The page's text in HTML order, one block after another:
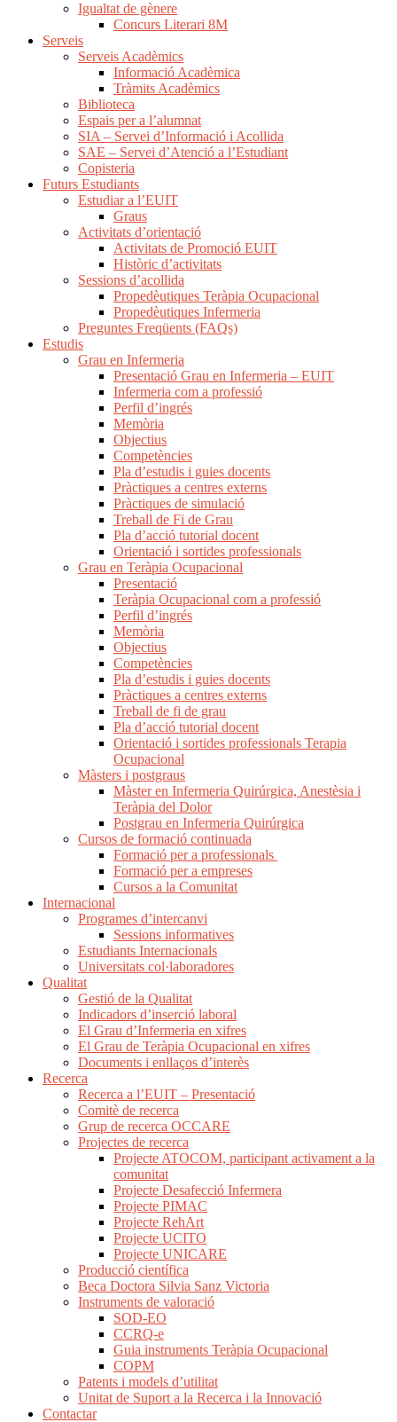
Igualtat de gènere
Concurs Literari 8M
Serveis
Serveis Acadèmics
Informació Acadèmica
Tràmits Acadèmics
Biblioteca
Espais per a l’alumnat
SIA – Servei d’Informació i Acollida
SAE – Servei d’Atenció a l’Estudiant
Copisteria
Futurs Estudiants
Estudiar a l’EUIT
Graus
Activitats d’orientació
Activitats de Promoció EUIT
Històric d’activitats
Sessions d’acollida
Propedèutiques Teràpia Ocupacional
Propedèutiques Infermeria
Preguntes Freqüents (FAQs)
Estudis
Grau en Infermeria
Presentació Grau en Infermeria – EUIT
Infermeria com a professió
Perfil d’ingrés
Memòria
Objectius
Competències
Pla d’estudis i guies docents
Pràctiques a centres externs
Pràctiques de simulació
Treball de Fi de Grau
Pla d’acció tutorial docent
Orientació i sortides professionals
Grau en Teràpia Ocupacional
Presentació
Teràpia Ocupacional com a professió
Perfil d’ingrés
Memòria
Objectius
Competències
Pla d’estudis i guies docents
Pràctiques a centres externs
Treball de fi de grau
Pla d’acció tutorial docent
Orientació i sortides professionals Terapia
Ocupacional
Màsters i postgraus
Màster en Infermeria Quirúrgica, Anestèsia i
Teràpia del Dolor
Postgrau en Infermeria Quirúrgica
Cursos de formació continuada
Formació per a professionals
Formació per a empreses
Cursos a la Comunitat
Internacional
Programes d’intercanvi
Sessions informatives
Estudiants Internacionals
Universitats col·laboradores
Qualitat
Gestió de la Qualitat
Indicadors d’inserció laboral
El Grau d’Infermeria en xifres
El Grau de Teràpia Ocupacional en xifres
Documents i enllaços d’interès
Recerca
Recerca a l’EUIT – Presentació
Comitè de recerca
Grup de recerca OCCARE
Projectes de recerca
Projecte ATOCOM, participant activament a la
comunitat
Projecte Desafecció Infermera
Projecte PIMAC
Projecte RehArt
Projecte UCITO
Projecte UNICARE
Producció científica
Beca Doctora Silvia Sanz Victoria
Instruments de valoració
SOD-EO
CCRQ-e
Guia instruments Teràpia Ocupacional
COPM
Patents i models d’utilitat
Unitat de Suport a la Recerca i la Innovació
Contactar